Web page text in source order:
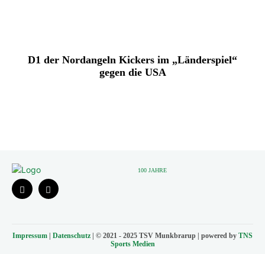
D1 der Nordangeln Kickers im „Länderspiel“
gegen die USA
100 JAHRE
Impressum | Datenschutz | © 2021 - 2025 TSV Munkbrarup | powered by TNS
Sports Medien